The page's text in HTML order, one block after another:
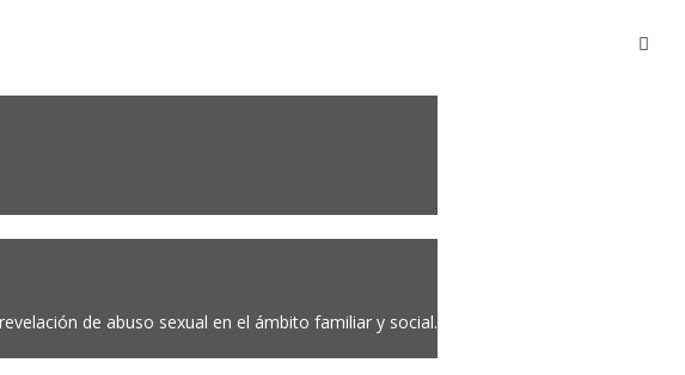
de abuso sexual en el ámbito familiar y social.